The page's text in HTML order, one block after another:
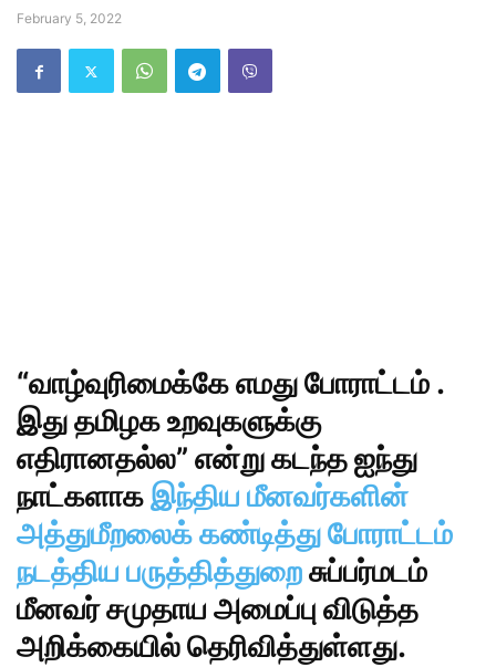
February 5, 2022
“வாழ்வுரிமைக்கே எமது போராட்டம் .
இது தமிழக உறவுகளுக்கு
எதிரானதல்ல” என்று கடந்த ஐந்து
நாட்களாகஇந்திய மீனவர்களின்
அத்துமீறலைக் கண்டித்து போராட்டம்
நடத்திய பருத்தித்துறைசுப்பர்மடம்
மீனவர் சமுதாய அமைப்பு விடுத்த
அறிக்கையில் தெரிவித்துள்ளது.